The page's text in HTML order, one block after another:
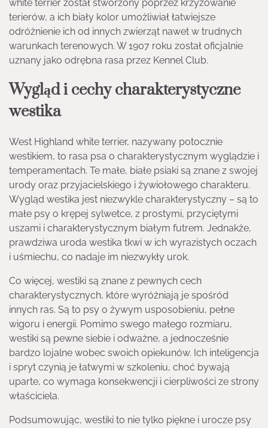
white terrier został stworzony poprzez krzyżowanie
terierów, a ich biały kolor umożliwiał łatwiejsze
odróżnienie ich od innych zwierząt nawet w trudnych
warunkach terenowych. W 1907 roku został oficjalnie
uznany jako odrębna rasa przez Kennel Club.
Wygląd i cechy charakterystyczne
westika
West Highland white terrier, nazywany potocznie
westikiem, to rasa psa o charakterystycznym wyglądzie i
temperamentach. Te małe, białe psiaki są znane z swojej
urody oraz przyjacielskiego i żywiołowego charakteru.
Wygląd westika jest niezwykle charakterystyczny – są to
małe psy o krępej sylwetce, z prostymi, przyciętymi
uszami i charakterystycznym białym futrem. Jednakże,
prawdziwa uroda westika tkwi w ich wyrazistych oczach
i uśmiechu, co nadaje im niezwykły urok.
Co więcej, westiki są znane z pewnych cech
charakterystycznych, które wyróżniają je spośród
innych ras. Są to psy o żywym usposobieniu, pełne
wigoru i energii. Pomimo swego małego rozmiaru,
westiki są pewne siebie i odważne, a jednocześnie
bardzo lojalne wobec swoich opiekunów. Ich inteligencja
i spryt czynią je łatwymi w szkoleniu, choć bywają
uparte, co wymaga konsekwencji i cierpliwości ze strony
właściciela.
Podsumowując, westiki to nie tylko piękne i urocze psy